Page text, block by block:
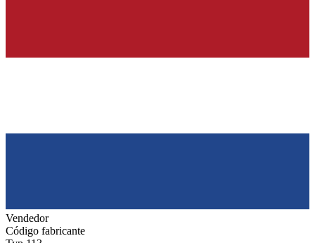
Vendedor
Código fabricante